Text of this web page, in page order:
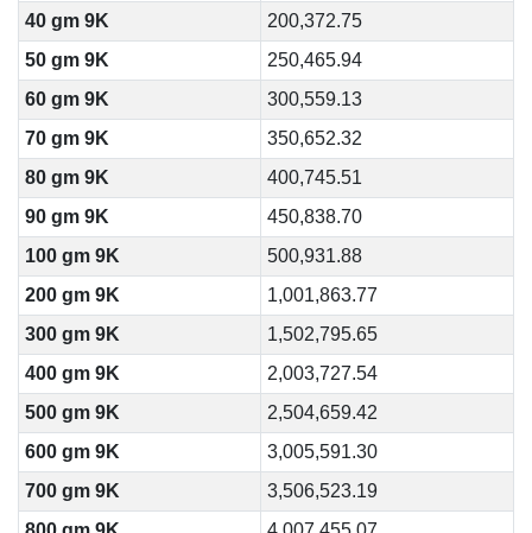
40 gm 9K
200,372.75
50 gm 9K
250,465.94
60 gm 9K
300,559.13
70 gm 9K
350,652.32
80 gm 9K
400,745.51
90 gm 9K
450,838.70
100 gm 9K
500,931.88
200 gm 9K
1,001,863.77
300 gm 9K
1,502,795.65
400 gm 9K
2,003,727.54
500 gm 9K
2,504,659.42
600 gm 9K
3,005,591.30
700 gm 9K
3,506,523.19